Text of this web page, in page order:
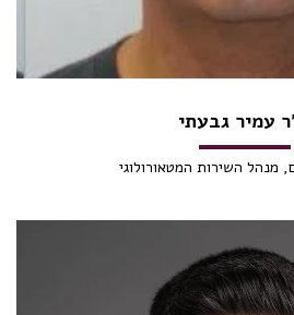
עמיר גבעתי
מנהל השירות המטאורולוגי